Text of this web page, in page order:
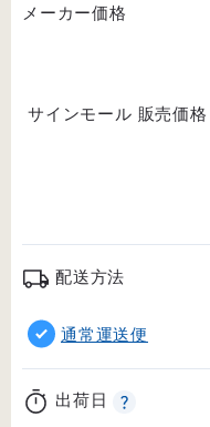
メーカー価格
サインモール 販売価格
配送方法
通常運送便
出荷日